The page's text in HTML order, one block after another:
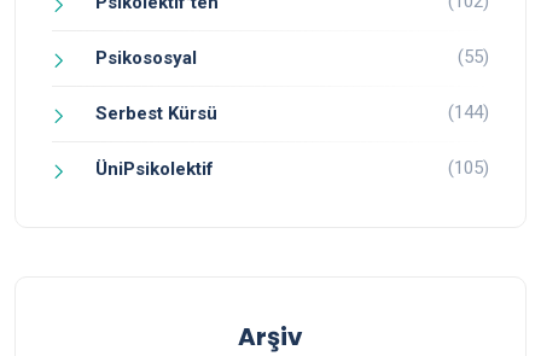
Psikososyal (55)
Serbest Kürsü (144)
ÜniPsikolektif (105)
Arşiv